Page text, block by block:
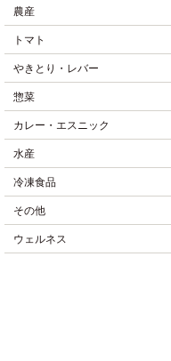
農産
トマト
やきとり・レバー
惣菜
カレー・エスニック
水産
冷凍食品
その他
ウェルネス